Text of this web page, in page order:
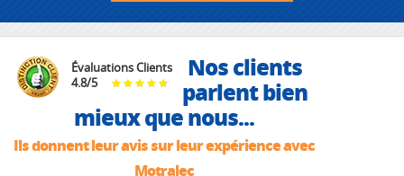
Évaluations Clients
4.8/5
Nos clients
parlent bien
mieux que nous...
Ils donnent leur avis sur leur expérience avec
Motralec